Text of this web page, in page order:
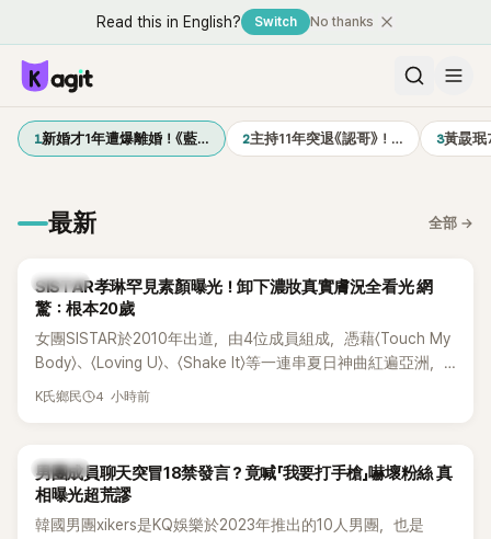
Read this in English? Switch No thanks
1新婚才1年遭爆離婚！《藍… 2主持11年突退《認哥》！… 3黃晸
最新 全部 →
K-POP
SISTAR孝琳罕見素顏曝光！卸下濃妝真實膚況全看光 網
驚：根本20歲
女團SISTAR於2010年出道，由4位成員組成，憑藉〈Touch My
Body〉、〈Loving U〉、〈Shake It〉等一連串夏日神曲紅遍亞洲，
獲封「夏日女王」。不過，團體在出道滿7年後宣布解散，成員各
不僅展現兩人多年不變的好交情，她幾乎素顏入鏡的真實模
樣，也意外掀起網友熱議。
K氏鄉民 4 小時前
K-POP
男團成員聊天突冒18禁發言？竟喊「我要打手槍」嚇壞粉絲 真
相曝光超荒謬
韓國男團xikers是KQ娛樂於2023年推出的10人男團，也是